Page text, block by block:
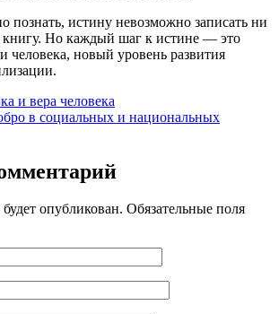
познать, истину невозможно записать ни
Но каждый шаг к истине — это
человека, новый уровень развития
и вера человека
в социальных и национальных
опубликован. Обязательные поля